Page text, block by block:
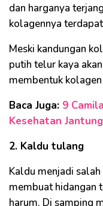
dan harganya
kolagennya
Meski kandungan
putih telur kaya
membentuk
Baca Juga: 9
Kesehatan Jantung
2. Kaldu tulang
Kaldu menjadi
membuat hidangan
harum. Di samping